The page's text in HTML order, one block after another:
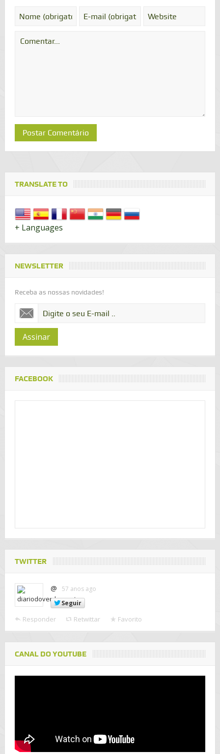
TRANSLATE TO
+ Languages
NEWSLETTER
Receba as nossas novidades!
Assinar
FACEBOOK
TWITTER
@
57 anos ago
Seguir
Responder Retwittar Favorito
CANAL DO YOUTUBE